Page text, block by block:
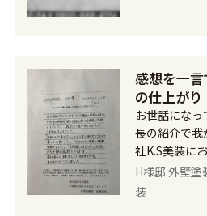
進み具合や家
てくれ、とて
した。また
うにカバーを
は掃除や片付
心遣いを感じ
も配慮して
の希望で新築
感想を一
の仕上がり
お世話にな
長の紹介で
社K.S美装に
言で申し上
た。 「人柄
H様邸 外壁
装